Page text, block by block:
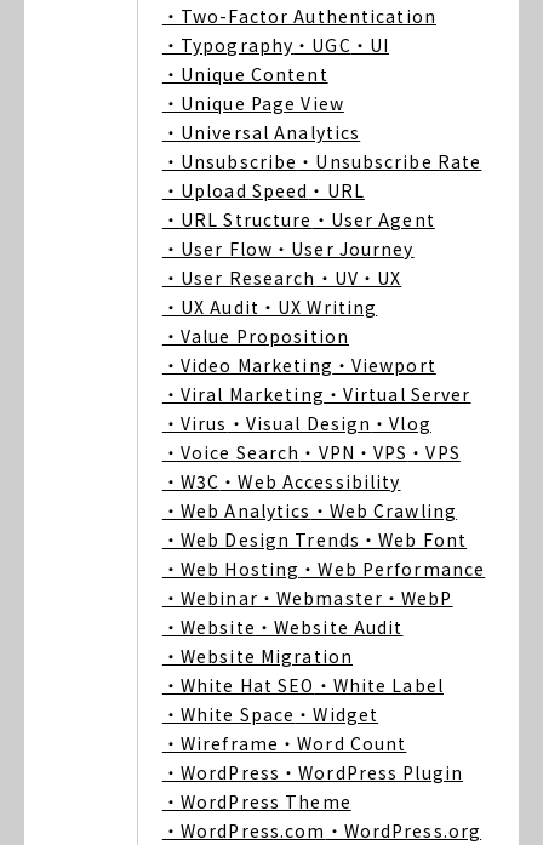
・Two-Factor Authentication
・Typography ・UGC ・UI
・Unique Content
・Unique Page View
・Universal Analytics
・Unsubscribe ・Unsubscribe Rate
・Upload Speed ・URL
・URL Structure ・User Agent
・User Flow ・User Journey
・User Research ・UV ・UX
・UX Audit ・UX Writing
・Value Proposition
・Video Marketing ・Viewport
・Viral Marketing ・Virtual Server
・Virus ・Visual Design ・Vlog
・Voice Search ・VPN ・VPS ・VPS
・W3C ・Web Accessibility
・Web Analytics ・Web Crawling
・Web Design Trends ・Web Font
・Web Hosting ・Web Performance
・Webinar ・Webmaster ・WebP
・Website ・Website Audit
・Website Migration
・White Hat SEO ・White Label
・White Space ・Widget
・Wireframe ・Word Count
・WordPress ・WordPress Plugin
・WordPress Theme
・WordPress.com ・WordPress.org